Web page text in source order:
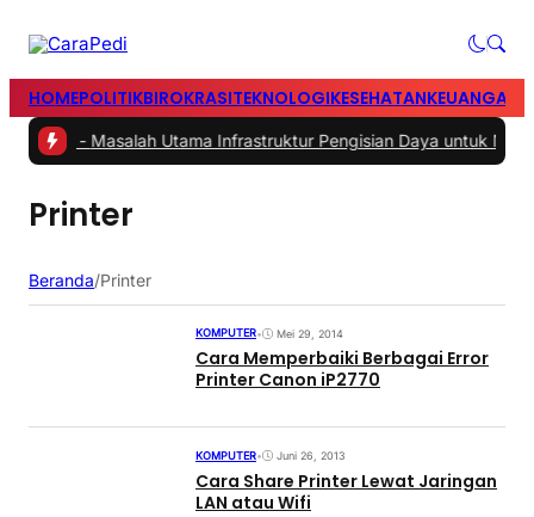
HOMEPOLITIKBIROKRASITEKNOLOGIKESEHATANKEUANGAN
#2 - Masalah Utama Infrastruktur Pengisian Daya untuk Mobil
Printer
Beranda/Printer
KOMPUTER• Mei 29, 2014
Cara Memperbaiki Berbagai Error
Printer Canon iP2770
KOMPUTER• Juni 26, 2013
Cara Share Printer Lewat Jaringan
LAN atau Wifi